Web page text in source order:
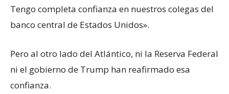
Tengo completa confianza en nuestros colegas del
banco central de Estados Unidos».
Pero al otro lado del Atlántico, ni la Reserva Federal
ni el gobierno de Trump han reafirmado esa
confianza.